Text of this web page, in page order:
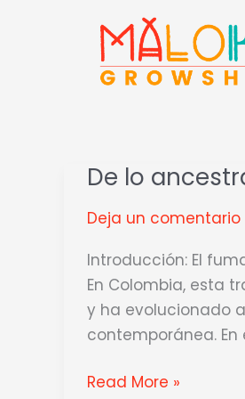
De lo
Deja un comentario
Introducción: El
En Colombia, esta
y ha evolucionado
contemporánea. En
De
ancestral
a
lo
moderno
Read More »